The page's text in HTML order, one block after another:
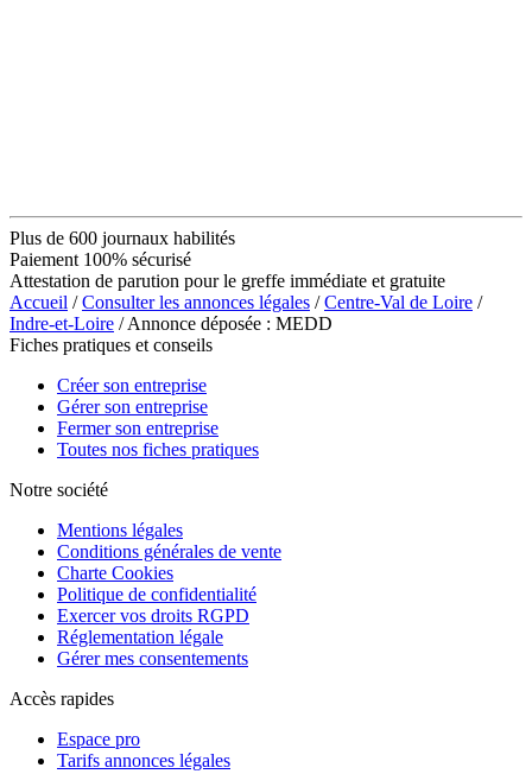
Plus de 600 journaux habilités
Paiement 100% sécurisé
Attestation de parution pour le greffe immédiate et gratuite
Accueil /Consulter les annonces légales /Centre-Val de Loire /
Indre-et-Loire / Annonce déposée : MEDD
Fiches pratiques et conseils
Créer son entreprise
Gérer son entreprise
Fermer son entreprise
Toutes nos fiches pratiques
Notre société
Mentions légales
Conditions générales de vente
Charte Cookies
Politique de confidentialité
Exercer vos droits RGPD
Réglementation légale
Gérer mes consentements
Accès rapides
Espace pro
Tarifs annonces légales